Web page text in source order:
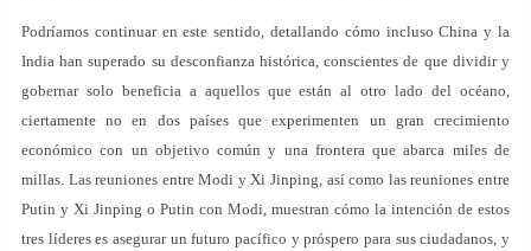
Podríamos continuar en este sentido, detallando cómo incluso China y la
India han superado su desconfianza histórica, conscientes de que dividir y
gobernar solo beneficia a aquellos que están al otro lado del océano,
ciertamente no en dos países que experimenten un gran crecimiento
económico con un objetivo común y una frontera que abarca miles de
millas. Las reuniones entre Modi y Xi Jinping, así como las reuniones entre
Putin y Xi Jinping o Putin con Modi, muestran cómo la intención de estos
tres líderes es asegurar un futuro pacífico y próspero para sus ciudadanos, y